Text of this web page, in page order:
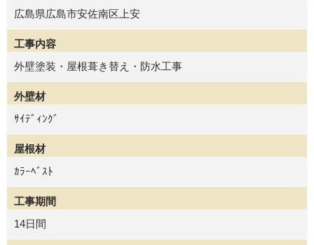
広島県広島市安佐南区上安
工事内容
外壁塗装・屋根葺き替え・防水工事
外壁材
ｻｲﾃﾞｨﾝｸﾞ
屋根材
ｶﾗｰﾍﾞｽﾄ
工事期間
14日間